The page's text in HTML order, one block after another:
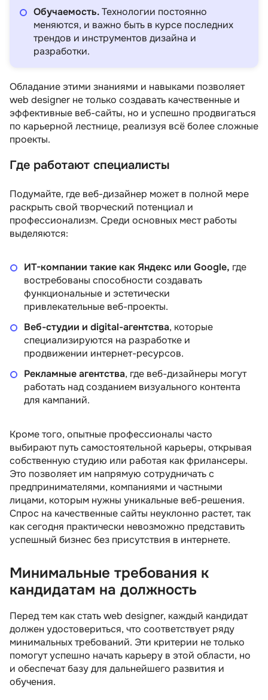
Обучаемость.Технологии постоянно
меняются, и важно быть в курсе последних
трендов и инструментов дизайна и
разработки.
Обладание этими знаниями и навыками позволяет
web designer не только создавать качественные и
эффективные веб-сайты, но и успешно продвигаться
по карьерной лестнице, реализуя всё более сложные
проекты.
Где работают специалисты
Подумайте, где веб-дизайнер может в полной мере
раскрыть свой творческий потенциал и
профессионализм. Среди основных мест работы
выделяются:
ИТ-компании такие как Яндекс или Google, где
востребованы способности создавать
функциональные и эстетически
привлекательные веб-проекты.
Веб-студии и digital-агентства, которые
специализируются на разработке и
продвижении интернет-ресурсов.
Рекламные агентства, где веб-дизайнеры могут
работать над созданием визуального контента
для кампаний.
Кроме того, опытные профессионалы часто
выбирают путь самостоятельной карьеры, открывая
собственную студию или работая как фрилансеры.
Это позволяет им напрямую сотрудничать с
предпринимателями, компаниями и частными
лицами, которым нужны уникальные веб-решения.
Спрос на качественные сайты неуклонно растет, так
как сегодня практически невозможно представить
успешный бизнес без присутствия в интернете.
Минимальные требования к
кандидатам на должность
Перед тем как стать web designer, каждый кандидат
должен удостовериться, что соответствует ряду
минимальных требований. Эти критерии не только
помогут успешно начать карьеру в этой области, но
и обеспечат базу для дальнейшего развития и
обучения.